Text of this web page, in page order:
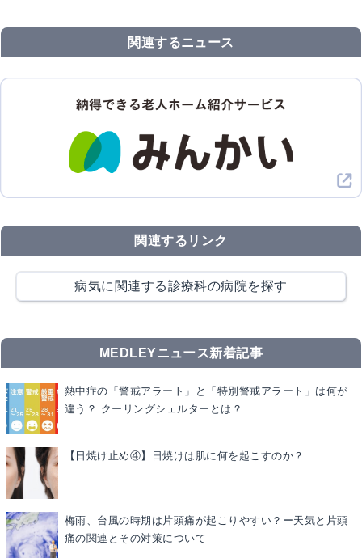
関連するニュース
関連するリンク
病気に関連する診療科の病院を探す
MEDLEYニュース新着記事
熱中症の「警戒アラート」と「特別警戒アラート」は何が
違う？ クーリングシェルターとは？
【日焼け止め④】日焼けは肌に何を起こすのか？
梅雨、台風の時期は片頭痛が起こりやすい？ー天気と片頭
痛の関連とその対策について